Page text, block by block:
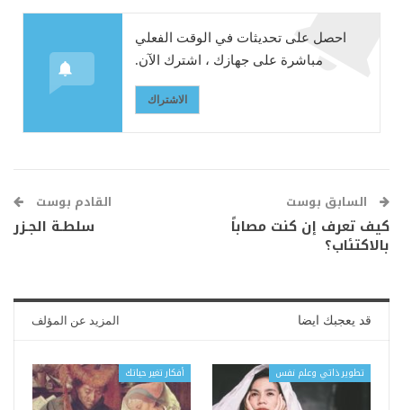
احصل على تحديثات في الوقت الفعلي
مباشرة على جهازك ، اشترك الآن.
الاشتراك
السابق بوست
كيف تعرف إن كنت مصاباً
بالاكتئاب؟
القادم بوست
سلطـة الجـزر
قد يعجبك ايضا المزيد عن المؤلف
تطوير ذاتي وعلم نفس أفكار تغير حياتك